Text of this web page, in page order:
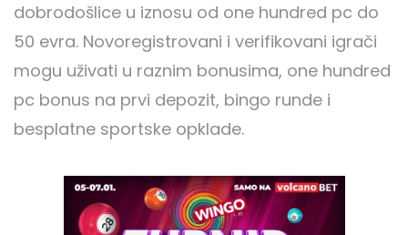
dobrodošlice u iznosu od one hundred pc do
50 evra. Novoregistrovani i verifikovani igrači
mogu uživati u raznim bonusima, one hundred
pc bonus na prvi depozit, bingo runde i
besplatne sportske opklade.